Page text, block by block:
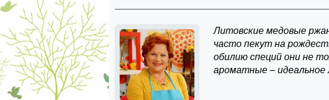
Литовские медовые
часто пекут на
обилию специй они не
ароматные – идеальное